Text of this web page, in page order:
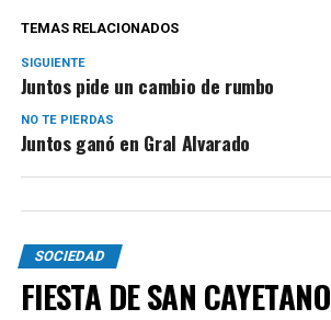
TEMAS RELACIONADOS
SIGUIENTE
Juntos pide un cambio de rumbo
NO TE PIERDAS
Juntos ganó en Gral Alvarado
SOCIEDAD
FIESTA DE SAN CAYETANO